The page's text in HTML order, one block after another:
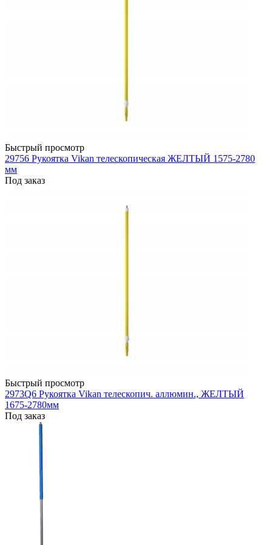
Быстрый просмотр
29756 Рукоятка Vikan телескопическая ЖЕЛТЫЙ 1575-2780
мм
Под заказ
Быстрый просмотр
2973Q6 Рукоятка Vikan телескопич. аллюмин., ЖЕЛТЫЙ
1675-2780мм
Под заказ